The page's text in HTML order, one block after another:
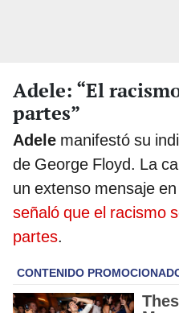
Adele: “El
partes”
Adele manifestó su
de George Floyd. La
un extenso mensaje
señaló que el racismo
partes.